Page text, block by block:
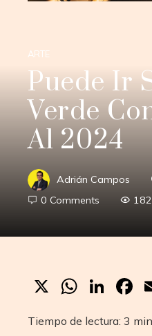
ARTE
Puede Ir
Verde
Al 2024
Adrián Campos
0 Comments
182
X
Tiempo de lectura: 3